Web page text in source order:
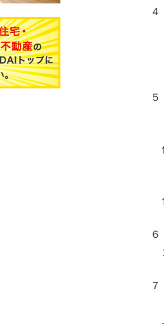
４
に
い
５
ク
借
安
住
６
カ
７
等
上